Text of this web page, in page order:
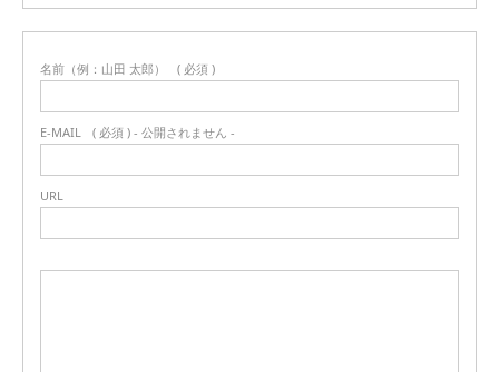
名前（例：山田 太郎） ( 必須 )
E-MAIL ( 必須 ) - 公開されません -
URL